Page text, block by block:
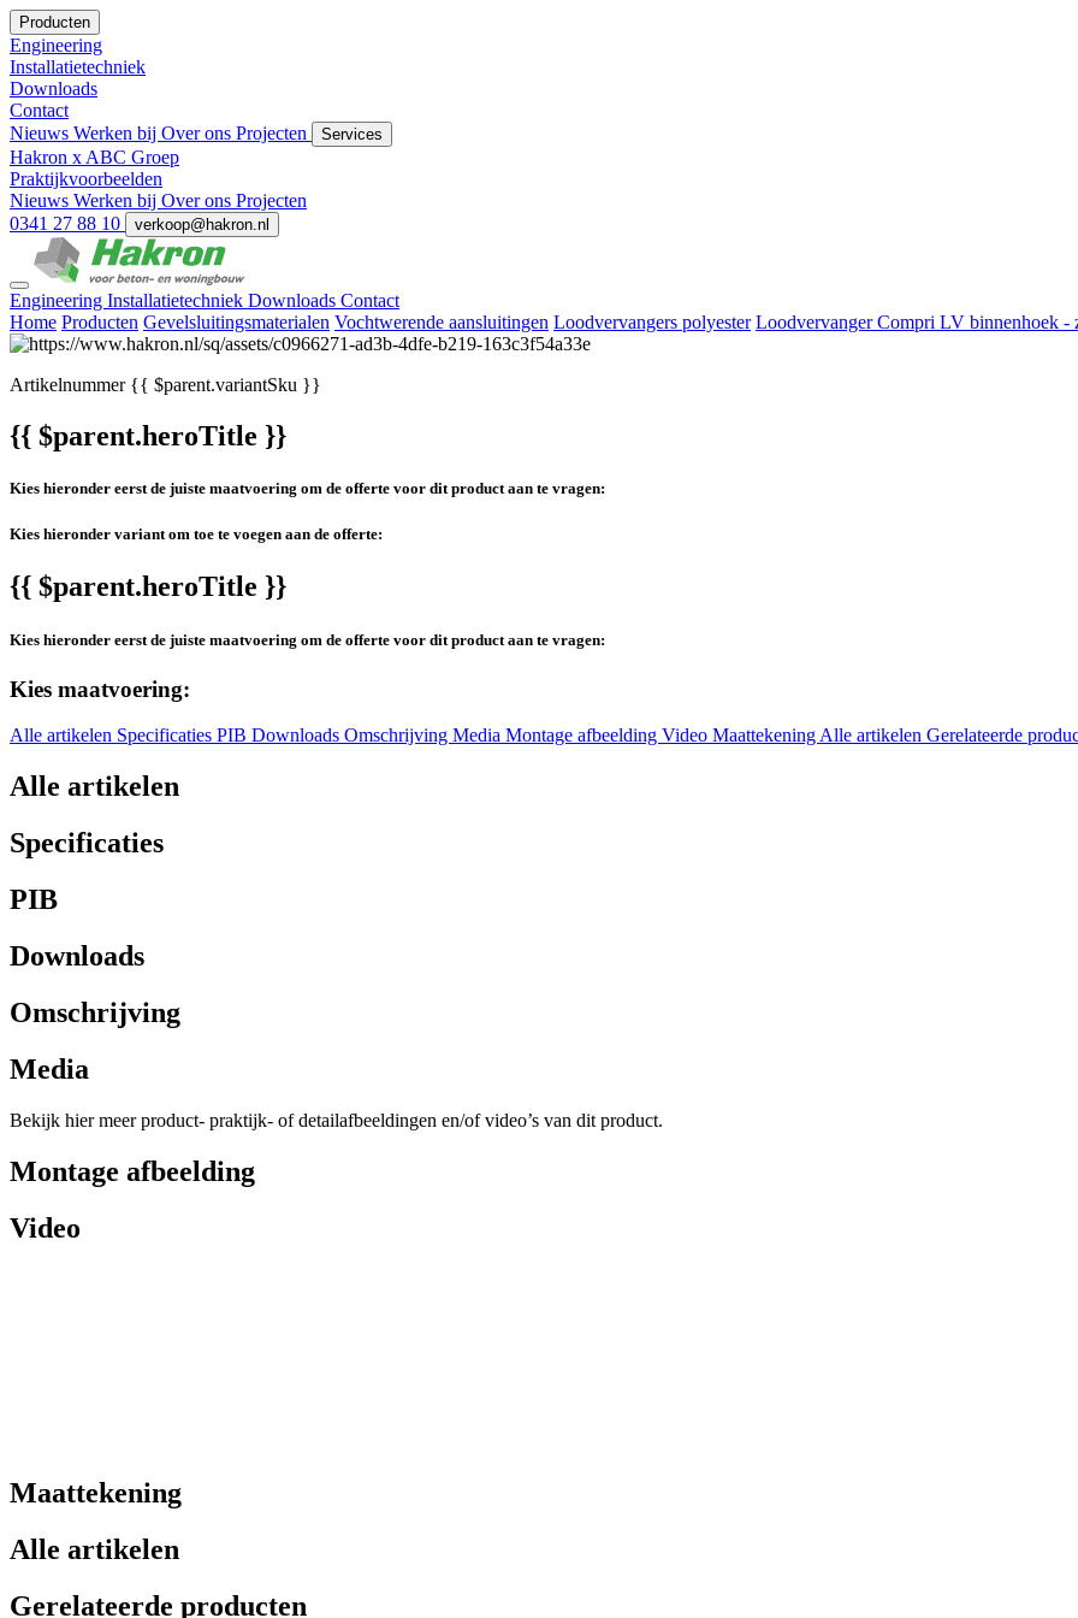
Producten
Engineering
Installatietechniek
Downloads
Contact
Nieuws Werken bij Over ons Projecten Services
Hakron x ABC Groep
Praktijkvoorbeelden
Nieuws Werken bij Over ons Projecten
0341 27 88 10
verkoop@hakron.nl
Engineering Installatietechniek Downloads Contact
Home Producten Gevelsluitingsmaterialen Vochtwerende aansluitingen Loodvervangers polyester Loodvervanger Compri LV binnenhoek -
Artikelnummer{{ $parent.variantSku }}
{{ $parent.heroTitle }}
Kies hieronder eerst de juiste maatvoering om de offerte voor dit product aan te vragen:
Kies hieronder variant om toe te voegen aan de offerte:
{{ $parent.heroTitle }}
Kies hieronder eerst de juiste maatvoering om de offerte voor dit product aan te vragen:
Kies maatvoering:
Alle artikelen Specificaties PIB Downloads Omschrijving Media Montage afbeelding Video MaattekeningAlle artikelen Gerelateerde
Alle artikelen
Specificaties
PIB
Downloads
Omschrijving
Media
Bekijk hier meer product- praktijk- of detailafbeeldingen en/of video’s van dit product.
Montage afbeelding
Video
Maattekening
Alle artikelen
Gerelateerde producten